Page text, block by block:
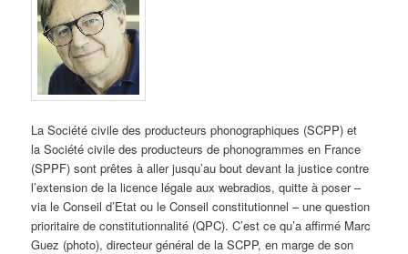
La Société civile des producteurs phonographiques (SCPP) et
la Société civile des producteurs de phonogrammes en France
(SPPF) sont prêtes à aller jusqu’au bout devant la justice contre
l’extension de la licence légale aux webradios, quitte à poser –
via le Conseil d’Etat ou le Conseil constitutionnel – une question
prioritaire de constitutionnalité (QPC). C’est ce qu’a affirmé Marc
Guez (photo), directeur général de la SCPP, en marge de son